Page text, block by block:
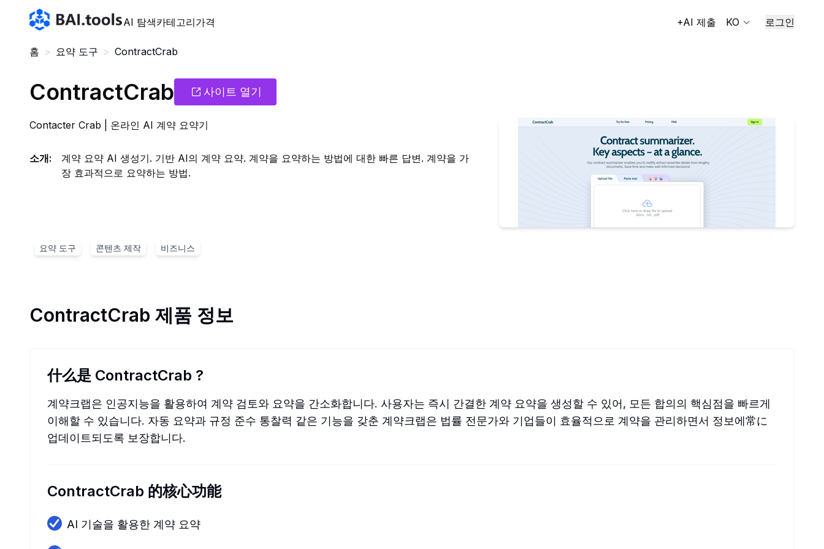
Bai.tools
AI 탐색카테고리가격 +AI 제출 KO 로그인
홈 > 요약 도구 > ContractCrab
ContractCrab 사이트 열기
Contacter Crab | 온라인 AI 계약 요약기
소개:
계약 요약 AI 생성기. 기반 AI의 계약 요약. 계약을 요약하는 방법에 대한 빠른 답변. 계약을 가
장 효과적으로 요약하는 방법.
요약 도구 콘텐츠 제작 비즈니스
ContractCrab 제품 정보
什么是 ContractCrab ?
계약크랩은 인공지능을 활용하여 계약 검토와 요약을 간소화합니다. 사용자는 즉시 간결한 계약 요약을 생성할 수 있어, 모든 합의의 핵심점을 빠르게
이해할 수 있습니다. 자동 요약과 규정 준수 통찰력 같은 기능을 갖춘 계약크랩은 법률 전문가와 기업들이 효율적으로 계약을 관리하면서 정보에常に
업데이트되도록 보장합니다.
ContractCrab 的核心功能
AI 기술을 활용한 계약 요약